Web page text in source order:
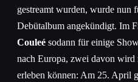
gestreamt wurden, wurde nun
Debütalbum angekündigt. Im
Couleé sodann für einige
nach Europa, zwei davon wird
erleben können: Am 25. April